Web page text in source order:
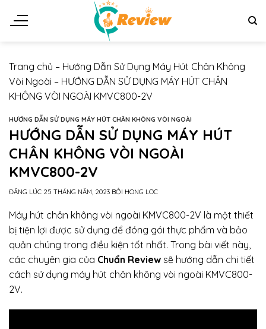
đến
Trang chủ – Hướng Dẫn Sử Dụng Máy Hút Chân Không
Vòi Ngoài – HƯỚNG DẪN SỬ DỤNG MÁY HÚT CHÂN
KHÔNG VÒI NGOÀI KMVC800-2V
HƯỚNG DẪN SỬ DỤNG MÁY HÚT CHÂN KHÔNG VÒI NGOÀI
HƯỚNG DẪN SỬ DỤNG MÁY HÚT
CHÂN KHÔNG VÒI NGOÀI
KMVC800-2V
ĐĂNG LÚC 25 THÁNG NĂM, 2023 BỞI HONG LOC
Máy hút chân không vòi ngoài KMVC800-2V là một thiết
bị tiện lợi được sử dụng để đóng gói thực phẩm và bảo
quản chúng trong điều kiện tốt nhất. Trong bài viết này,
các chuyên gia của Chuẩn Review sẽ hướng dẫn chi tiết
cách sử dụng máy hút chân không vòi ngoài KMVC800-
2V.